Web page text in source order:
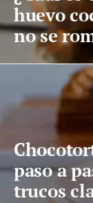
huevo
no se
paso a
trucos